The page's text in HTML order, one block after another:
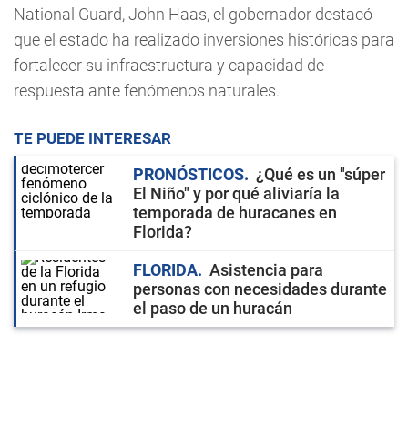
National Guard, John Haas, el gobernador destacó
que el estado ha realizado inversiones históricas para
fortalecer su infraestructura y capacidad de
respuesta ante fenómenos naturales.
TE PUEDE INTERESAR
PRONÓSTICOS
¿Qué es un "súper
El Niño" y por qué aliviaría la
temporada de huracanes en
Florida?
FLORIDA
Asistencia para
personas con necesidades durante
el paso de un huracán